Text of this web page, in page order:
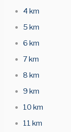
4 km
5 km
6 km
7 km
8 km
9 km
10 km
11 km